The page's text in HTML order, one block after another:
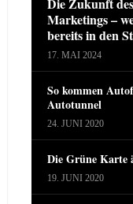
Marketings –
bereits in den
17. MAI 2024
So kommen
Autotunnel
24. JUNI 2020
Die Grüne Karte
19. JUNI 2020